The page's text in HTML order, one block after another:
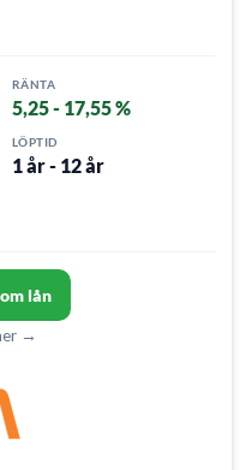
RÄNTA
5,25 - 17,55 %
LÖPTID
1 år - 12 år
lån
→